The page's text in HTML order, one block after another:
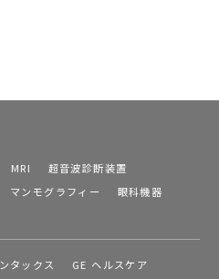
MRI
超音波診断装置
マンモグラフィー
眼科機器
タックス
GE ヘルスケア